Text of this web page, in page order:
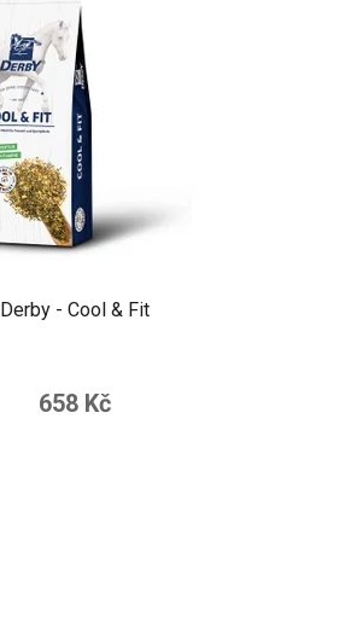
Derby - Cool & Fit
658 Kč